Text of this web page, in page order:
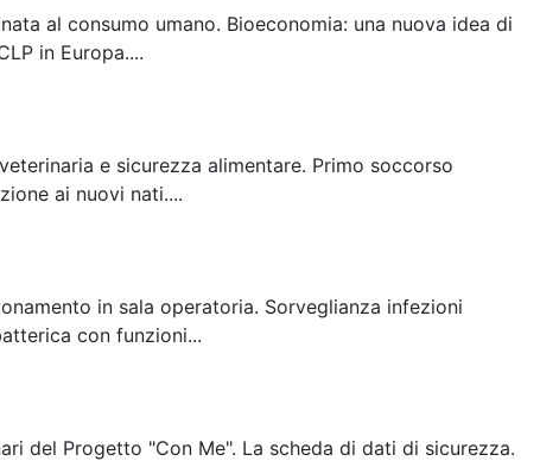
al consumo umano. Bioeconomia: una nuova idea di
in Europa....
e sicurezza alimentare. Primo soccorso
ai nuovi nati....
in sala operatoria. Sorveglianza infezioni
con funzioni...
del Progetto "Con Me". La scheda di dati di sicurezza.